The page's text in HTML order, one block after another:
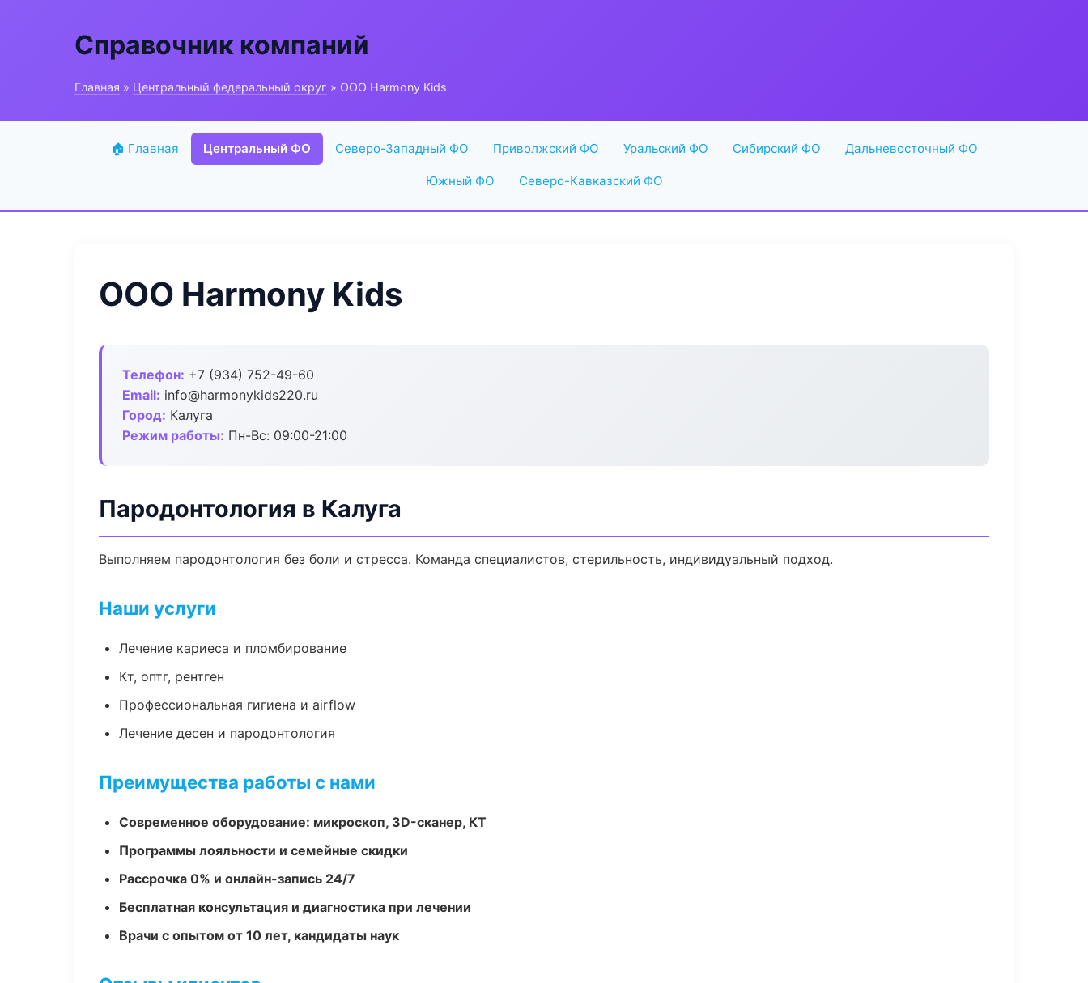
Справочник компаний
Главная » Центральный федеральный округ » ООО Harmony Kids
🏠 Главная Центральный ФО Северо-Западный ФО Приволжский ФО Уральский ФО Сибирский ФО Дальневосточный ФО
Южный ФО Северо-Кавказский ФО
ООО Harmony Kids
Телефон: +7 (934) 752-49-60
Email: info@harmonykids220.ru
Город: Калуга
Режим работы: Пн-Вс: 09:00-21:00
Пародонтология в Калуга
Выполняем пародонтология без боли и стресса. Команда специалистов, стерильность, индивидуальный подход.
Наши услуги
Лечение кариеса и пломбирование
Кт, оптг, рентген
Профессиональная гигиена и airflow
Лечение десен и пародонтология
Преимущества работы с нами
Современное оборудование: микроскоп, 3D-сканер, КТ
Программы лояльности и семейные скидки
Рассрочка 0% и онлайн-запись 24/7
Бесплатная консультация и диагностика при лечении
Врачи с опытом от 10 лет, кандидаты наук